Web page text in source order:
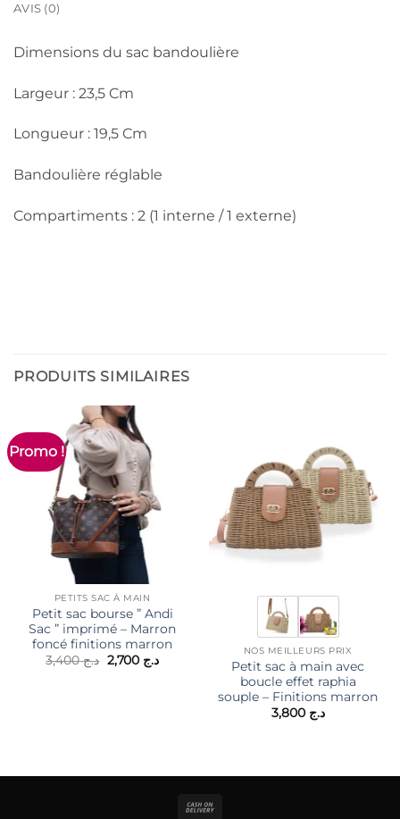
AVIS (0)
Dimensions du sac bandoulière
Largeur : 23,5 Cm
Longueur : 19,5 Cm
Bandoulière réglable
Compartiments : 2 (1 interne / 1 externe)
PRODUITS SIMILAIRES
Promo !
PETITS SAC À MAIN
Petit sac bourse ” Andi
Sac ” imprimé – Marron
foncé finitions marron
د.ج3,400
Le
prix
د.ج 2,700
Le
NOS MEILLEURS PRIX
Petit sac à main avec
boucle effet raphia
souple – Finitions marron
د.ج 3,800